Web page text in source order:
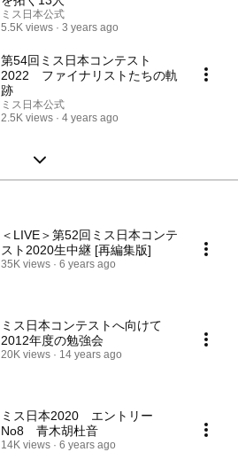
ミス日本公式
5.5K views
3 years ago
第54回ミス日本コンテスト
2022 ファイナリストたちの軌
跡
ミス日本公式
2.5K views
4 years ago
＜LIVE＞第52回ミス日本コンテ
スト2020生中継 [再編集版]
35K views 6 years ago
ミス日本コンテストへ向けて
2012年度の勉強会
20K views 14 years ago
ミス日本2020 エントリー
No8 青木胡杜音
14K views 6 years ago